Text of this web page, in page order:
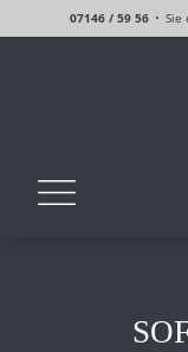
07146 / 59 56 Sie